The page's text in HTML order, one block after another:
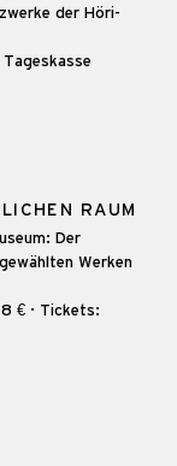
der Höri-
RAUM
Der
Werken
€ · Tickets: